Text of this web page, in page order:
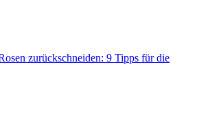
zurückschneiden: 9 Tipps für die